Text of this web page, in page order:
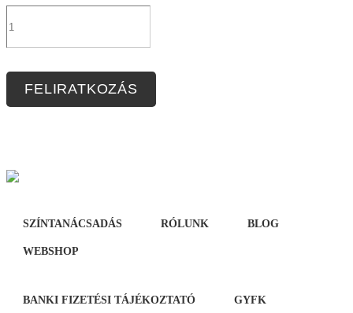
FELIRATKOZÁS
SZÍNTANÁCSADÁS RÓLUNK BLOG
WEBSHOP
BANKI FIZETÉSI TÁJÉKOZTATÓ GYFK